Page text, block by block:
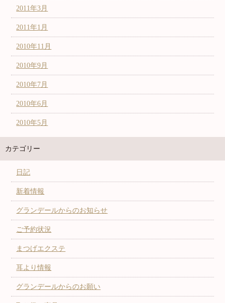
2011年3月
2011年1月
2010年11月
2010年9月
2010年7月
2010年6月
2010年5月
カテゴリー
日記
新着情報
グランデールからのお知らせ
ご予約状況
まつげエクステ
耳より情報
グランデールからのお願い